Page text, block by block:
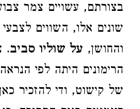
בצורתם, עשויים צמר
שונים אלו, השווים
והחושן, על שוליו סביב.
הרימונים היתה לפי
של קישוט, ודי להזכיר